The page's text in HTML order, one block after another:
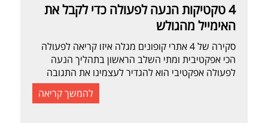
4 טקטיקות הנעה לפעולה כדי לקבל את
האימייל מהגולש
סקירה של 4 אתרי קופונים מגלה איזו קריאה לפעולה
הכי אפקטיבית ומתי השלב הראשון בתהליך הנעה
לפעולה אפקטיבי הוא להגדיר לעצמינו את התגובה
שהכי נרצה לקבל מהגולש (MWR (Most Wanted
Response. שזה אומר מה קודם כל היינו רוצים
להמשך קריאה